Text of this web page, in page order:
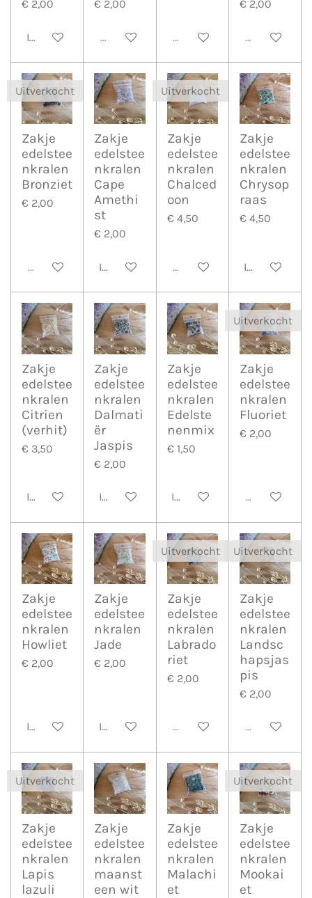
€ 2,00
In winkelwagen
€ 2,00
Uitverkocht Uitverkocht
€ 2,00
Uitverkocht
Uitverkocht
Zakje
edelstee
nkralen
Bronziet
€ 2,00
Uitverkocht
Zakje
edelstee
nkralen
Cape
Amethi
st
€ 2,00
In winkelwagen
Uitverkocht
Zakje
edelstee
nkralen
Chalced
oon
€ 4,50
Uitverkocht
Zakje
edelstee
nkralen
Chrysop
raas
€ 4,50
In
Zakje
edelstee
nkralen
Citrien
(verhit)
€ 3,50
In winkelwagen
Zakje
edelstee
nkralen
Dalmati
ër
Jaspis
€ 2,00
In winkelwagen
Zakje
edelstee
nkralen
Edelste
nenmix
€ 1,50
In winkelwagen
Uitverkocht
Zakje
edelstee
nkralen
Fluoriet
€ 2,00
Uitverkocht
Zakje
edelstee
nkralen
Howliet
€ 2,00
In winkelwagen
Zakje
edelstee
nkralen
Jade
€ 2,00
In winkelwagen
Uitverkocht
Zakje
edelstee
nkralen
Labrado
riet
€ 2,00
Uitverkocht
Uitverkocht
Zakje
edelstee
nkralen
Landsc
hapsjas
pis
€ 2,00
Uitverkocht
Uitverkocht
Zakje
edelstee
nkralen
Lapis
lazuli
Zakje
edelstee
nkralen
maanst
een wit
Zakje
edelstee
nkralen
Malachi
et
Uitverkocht
Zakje
edelstee
nkralen
Mookai
et